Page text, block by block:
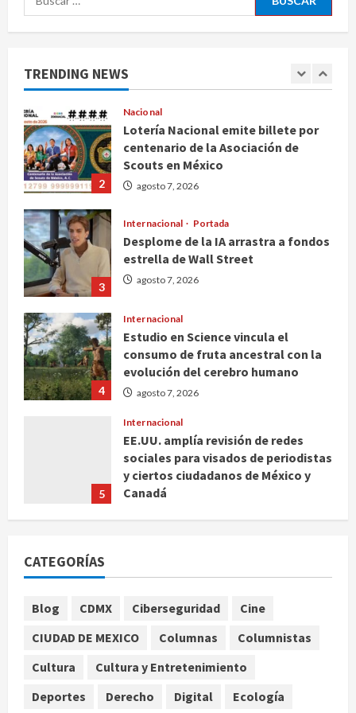
TRENDING NEWS
Fallece Carlos Garfias Merlos,
arzobispo emérito de Morelia
2
Nacional
Lotería Nacional emite billete por
centenario de la Asociación de
Scouts en México
agosto 7, 2026
3
Desplome de la IA arrastra a fondos
estrella de Wall Street
agosto 7, 2026
4
Estudio en Science vincula el
consumo de fruta ancestral con la
evolución del cerebro humano
agosto 7, 2026
Internacional
EE.UU. amplía revisión de redes
sociales para visados de periodistas
y ciertos ciudadanos de México y
Canadá
agosto 7, 2026
1
Nacional
centenario de la Asociación de
CATEGORÍAS
Blog CDMX Ciberseguridad
Cine
CIUDAD DE MEXICO
Columnas
Columnistas
Cultura
Cultura y Entretenimiento
Deportes
Derecho Digital Ecología